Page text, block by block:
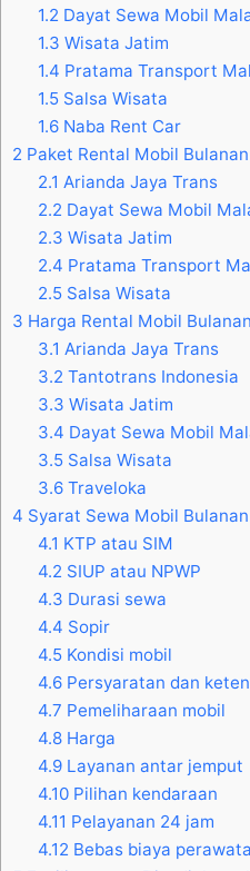
1.2 Dayat Sewa Mobil
1.3 Wisata Jatim
1.4 Pratama Transport
1.5Salsa Wisata
1.6Naba Rent Car
2 Paket Rental Mobil
2.1 Arianda Jaya Trans
2.2 Dayat Sewa Mobil
2.3 Wisata Jatim
2.4 Pratama Transport
2.5Salsa Wisata
3 Harga Rental Mobil
3.1 Arianda Jaya Trans
3.2 Tantotrans Indonesia
3.3 Wisata Jatim
3.4 Dayat Sewa Mobil
3.5Salsa Wisata
3.6Traveloka
4 Syarat Sewa Mobil
4.1 KTP atau SIM
4.2 SIUP atau NPWP
4.3 Durasi sewa
4.4 Sopir
4.5Kondisi mobil
4.6Persyaratan dan
4.7 Pemeliharaan mobil
4.8Harga
4.9Layanan antar jemput
4.10Pilihan kendaraan
4.11 Pelayanan 24 jam
4.12 Bebas biaya